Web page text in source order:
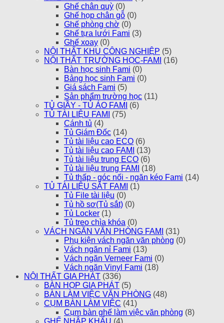
Ghế chân quỳ (0)
Ghế họp chân gỗ (0)
Ghế phòng chờ (0)
Ghế tựa lưới Fami (3)
Ghế xoay (0)
NỘI THẤT KHU CÔNG NGHIỆP (5)
NỘI THẤT TRƯỜNG HỌC-FAMI
(16)
Bàn học sinh Fami (0)
Bảng học sinh Fami (0)
Giá sách Fami (5)
Sản phẩm trường học (11)
TỦ GIẦY - TỦ ÁO FAMI
(6)
TỦ TÀI LIỆU FAMI
(75)
Cánh tủ (4)
Tủ Giám Đốc (14)
Tủ tài liệu cao ECO (6)
Tủ tài liệu cao FAMI
(13)
Tủ tài liệu trung ECO (6)
Tủ tài liệu trung FAMI
(18)
Tủ thấp - góc nối - ngăn kéo Fami (14)
TỦ TÀI LIỆU SẮT FAMI
(1)
Tủ File tài liệu (0)
Tủ hồ sơ(Tủ sắt) (0)
Tủ Locker (1)
Tủ treo chìa khóa (0)
VÁCH NGĂN VĂN PHÒNG FAMI
(31)
Phụ kiện vách ngăn văn phòng (0)
Vách ngăn nỉ Fami (13)
Vách ngăn Verneer Fami (0)
Vách ngăn Vinyl Fami (18)
NỘI THẤT GIA PHÁT (336)
BÀN HỌP GIA PHÁT (5)
BÀN LÀM VIỆC VĂN PHÒNG (48)
CỤM BÀN LÀM VIỆC (41)
Cụm bàn ghế làm việc văn phòng (8)
GHẾ NHẬP KHẨU (4)